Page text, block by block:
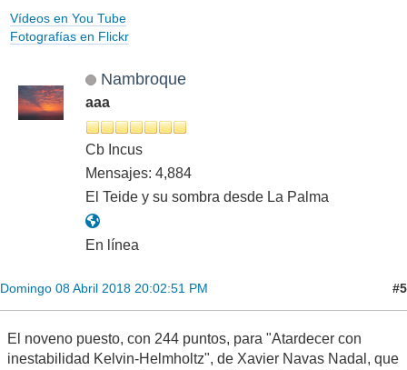
Vídeos en You Tube
Fotografías en Flickr
Nambroque
aaa
Cb Incus
Mensajes: 4,884
El Teide y su sombra desde La Palma
En línea
Domingo 08 Abril 2018 20:02:51 PM #5
El noveno puesto, con 244 puntos, para "Atardecer con
inestabilidad Kelvin-Helmholtz", de Xavier Navas Nadal, que